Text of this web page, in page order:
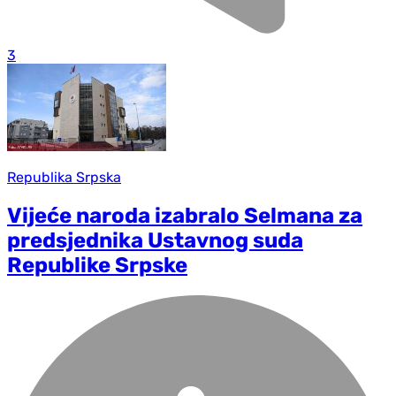
3
Republika Srpska
Vijeće naroda izabralo Selmana za
predsjednika Ustavnog suda
Republike Srpske